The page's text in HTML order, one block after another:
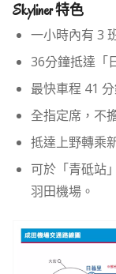
Skyliner 特色
一小時內有 3
36分鐘抵達「
最快車程 41 分
全指定席，不
抵達上野轉乘
可於「青砥站
羽田機場。